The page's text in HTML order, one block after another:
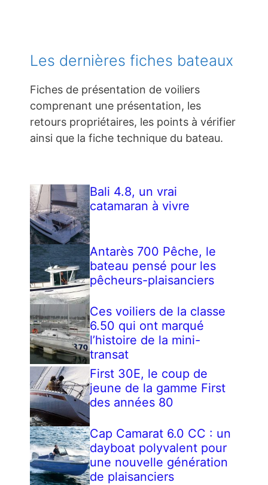
Les dernières fiches bateaux
Fiches de présentation de voiliers
comprenant une présentation, les
retours propriétaires, les points à vérifier
ainsi que la fiche technique du bateau.
Bali 4.8, un vrai
catamaran à vivre
Antarès 700 Pêche, le
bateau pensé pour les
pêcheurs-plaisanciers
Ces voiliers de la classe
6.50 qui ont marqué
l’histoire de la mini-
transat
First 30E, le coup de
jeune de la gamme First
des années 80
Cap Camarat 6.0 CC : un
dayboat polyvalent pour
une nouvelle génération
de plaisanciers